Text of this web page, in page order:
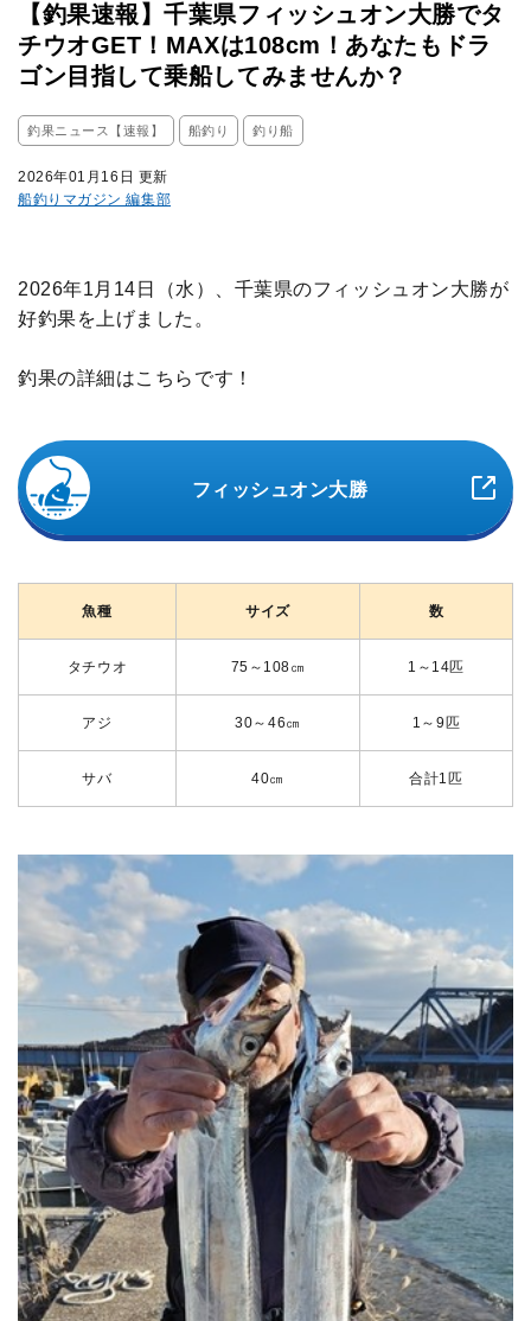
【釣果速報】千葉県フィッシュオン大勝でタ
チウオGET！MAXは108cm！あなたもドラ
ゴン目指して乗船してみませんか？
釣果ニュース【速報】 船釣り 釣り船
2026年01月16日 更新
船釣りマガジン 編集部
2026年1月14日（水）、千葉県のフィッシュオン大勝が
好釣果を上げました。
釣果の詳細はこちらです！
フィッシュオン大勝
魚種 サイズ 数
タチウオ 75～108㎝ 1～14匹
アジ 30～46㎝ 1～9匹
サバ 40㎝ 合計1匹